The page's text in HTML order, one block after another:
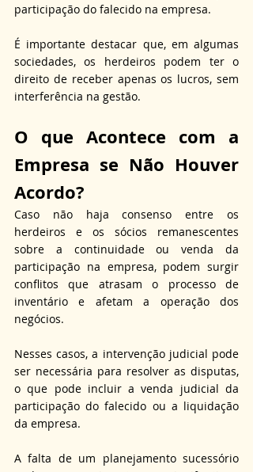
participação do falecido na empresa.
É importante destacar que, em algumas
sociedades, os herdeiros podem ter o
direito de receber apenas os lucros, sem
interferência na gestão.
O que Acontece com a
Empresa se Não Houver
Acordo?
Caso não haja consenso entre os
herdeiros e os sócios remanescentes
sobre a continuidade ou venda da
participação na empresa, podem surgir
conflitos que atrasam o processo de
inventário e afetam a operação dos
negócios.
Nesses casos, a intervenção judicial pode
ser necessária para resolver as disputas,
o que pode incluir a venda judicial da
participação do falecido ou a liquidação
da empresa.
A falta de um planejamento sucessório